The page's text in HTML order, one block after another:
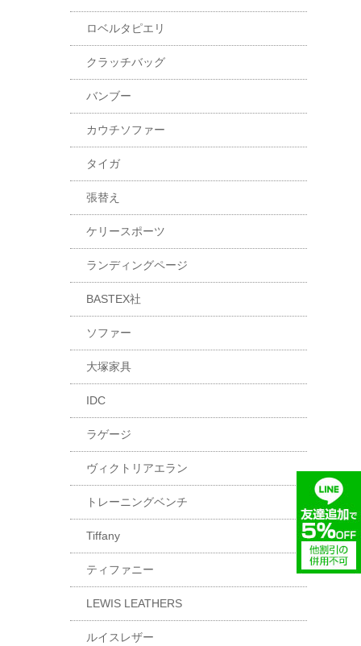
ロベルタピエリ
クラッチバッグ
バンブー
カウチソファー
タイガ
張替え
ケリースポーツ
ランディングページ
BASTEX社
ソファー
大塚家具
IDC
ラゲージ
ヴィクトリアエラン
トレーニングベンチ
Tiffany
ティファニー
LEWIS LEATHERS
ルイスレザー